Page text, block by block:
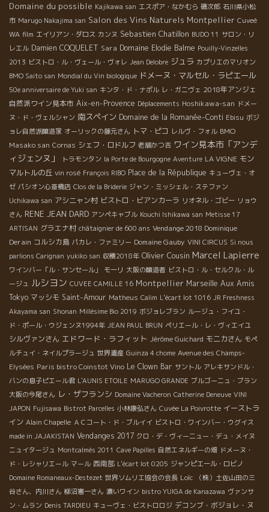
Domaine du possible Kajikawa san エスポア・なかむら 磯次郎 石川県小松
市 Marugo Nakajima san Salon des Vins Naturels Montpellier Cuveé
WA film エイリアン・ダロス カンヌ Sebastien Chatillon BUDO 11 サロン・リ
レエル Damien COQUELET Sara Domaine Elodie Balme Pouilly-Vinzelles
2013 ビストロ・ル・ヴェール・ヴォレ Jean Delobre ジュラ カプリエのマリオン
BMO Saito san Mondial du Vin biologique ドメーヌ・マルセル・ラピエール
50e anniversaire de Yuki san キンタ・ド・ナポル レ・ガニヴェ 2018年アンジェ
自然派ワイン見本市 Aix-en-Provence Déplacements Hoshikawa-san ドメー
ヌ・ド・ヴェルシャン 南スペイン Domaine de la Romanée-Conti Ebisu ボジ
ョレ自然派醸造家 オーリックの藤元さん トマ・ピコ レルヴ・フォル BMO
Masako san Cornas シェフ・ロドルフ 老舗かつ吉 ワイン見本市「アンデ
ィジェンヌ」
トラモンタン la Porte de Bourgogne Aventure LA VIGNE モン
マルトルの丘 vin rosé François RIBO Place de la République キューヴェ・オ
ゼ パシオン心斎橋店 Clos de la Briderie ジャン・ミッシェル・ステファン
Uchikawa san アシニャン村 ビストロ・ビアンカーラ リオネル・ゴビー リョウ
さん RENE JEAN DARD アンペキャブル Kouchi Ishikawa san Metisse 17
ARTISAN グラエナ村 châtaignier de 600 ans Vendange 2018 Dominique
Derain コルシカ島 パカレ・ファミリー Domaine Gauby VINI CIRCUS Si nous
parlions Carignan yukiko san 収穫2018年 Olivier Cousin Marcel Lapierre
ワインバー「ル・サンセール」 モーリ 大阪の醸造者 ビストロ・ル・セルクル・ル
ージュ ルシヨン CUVEE CAMILLE 16 Montpellier Marseille Aux Amis
Tokyo マッシモ Saint-Amour Matheus Calim L'écart lot 1016 JR Freshness
Akayama san Shonan Millésime Bio 2019 ボジョレブラン ルージュ・フイユ・
ド・ポール・ウジェンヌ1994年 JEAN PAUL BRUN ペリエール・レ・ヴィエイユ
シルヴァンさん エドワード・ラフィット Jérôme Guichard モニカさん モペ
ルチュイ・ネイルプラージュ 世界遺産 Guinza 4 chome Avenue des Champs-
Elysées Paris bistro Coinstot Vino Le Clown Bar サントル アレキサンドル・
バンの息子ピエール君 L'AUNIS ETOILE MARUGO GRANDE ブルゴーニュ・ブラン
大阪の今尾さん レ・ザフランシ Domaine Vacheron Catherine Deneuve VINI
JAPON Fujisawa Bistrot Parcelles 小林康弘さん Cuvée La Poivrotte イーストラ
イン Alain Chapelle ＡＣコート・ド・ブルイイ ビストロ・ワインバー・ウグイス
made in JAJAKISTAN Vendanges 2017 クロ・デ・ヴィーニュー・デュ・メイヌ
ニュイタージュ Montcalmès 2011 Cave Papilles 自然エネルギーの畑 ドメーヌ・
ド・レシャリエール マール 西南部 L'écart lot 0205 ジャンピエール・ロビノ
Domaine Romaneaux-Destezet 世界ソムリエ協会の会長 Loïc
（株）土佐山田の三
谷さん、内川さん 柳沼憲一さん 濃いワイン bistro YUIGA de Kanazawa ヴァンサ
ン・ムラン Denis TARDIEU キューヴェ・ビストロロジ デコンブ・ボジョレ・ヌ